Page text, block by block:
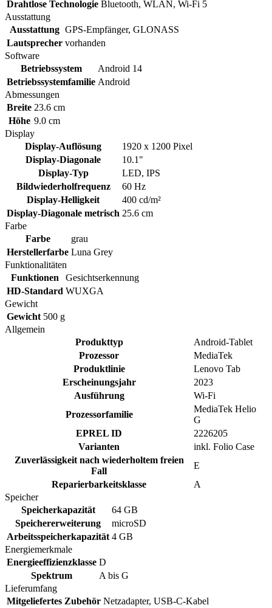
Drahtlose Technologie Bluetooth, WLAN, Wi-Fi 5
Ausstattung
Ausstattung GPS-Empfänger, GLONASS
Lautsprecher vorhanden
Software
Betriebssystem
Android 14
Betriebssystemfamilie Android
Abmessungen
Breite 23.6 cm
Höhe 9.0 cm
Display
Display-Auflösung
1920 x 1200 Pixel
Display-Diagonale
10.1"
Display-Typ
LED, IPS
Bildwiederholfrequenz
60 Hz
Display-Helligkeit
400 cd/m²
Display-Diagonale metrisch 25.6 cm
Farbe
Farbe
grau
Herstellerfarbe Luna Grey
Funktionalitäten
Funktionen
Gesichtserkennung
HD-Standard WUXGA
Gewicht
Gewicht 500 g
Allgemein
Produkttyp
Android-Tablet
Prozessor
MediaTek
Produktlinie
Lenovo Tab
Erscheinungsjahr
2023
Ausführung
Wi-Fi
Prozessorfamilie
MediaTek Helio
G
EPREL ID
2226205
Varianten
inkl. Folio Case
Zuverlässigkeit nach wiederholtem freien
Fall
E
Reparierbarkeitsklasse
A
Speicher
Speicherkapazität
64 GB
Speichererweiterung
microSD
Arbeitsspeicherkapazität 4 GB
Energiemerkmale
Energieeffizienzklasse D
Spektrum
A bis G
Lieferumfang
Mitgeliefertes Zubehör Netzadapter, USB-C-Kabel